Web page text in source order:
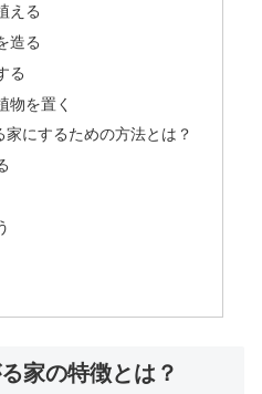
える
造る
る
物を置く
にするための方法とは？
家の特徴とは？